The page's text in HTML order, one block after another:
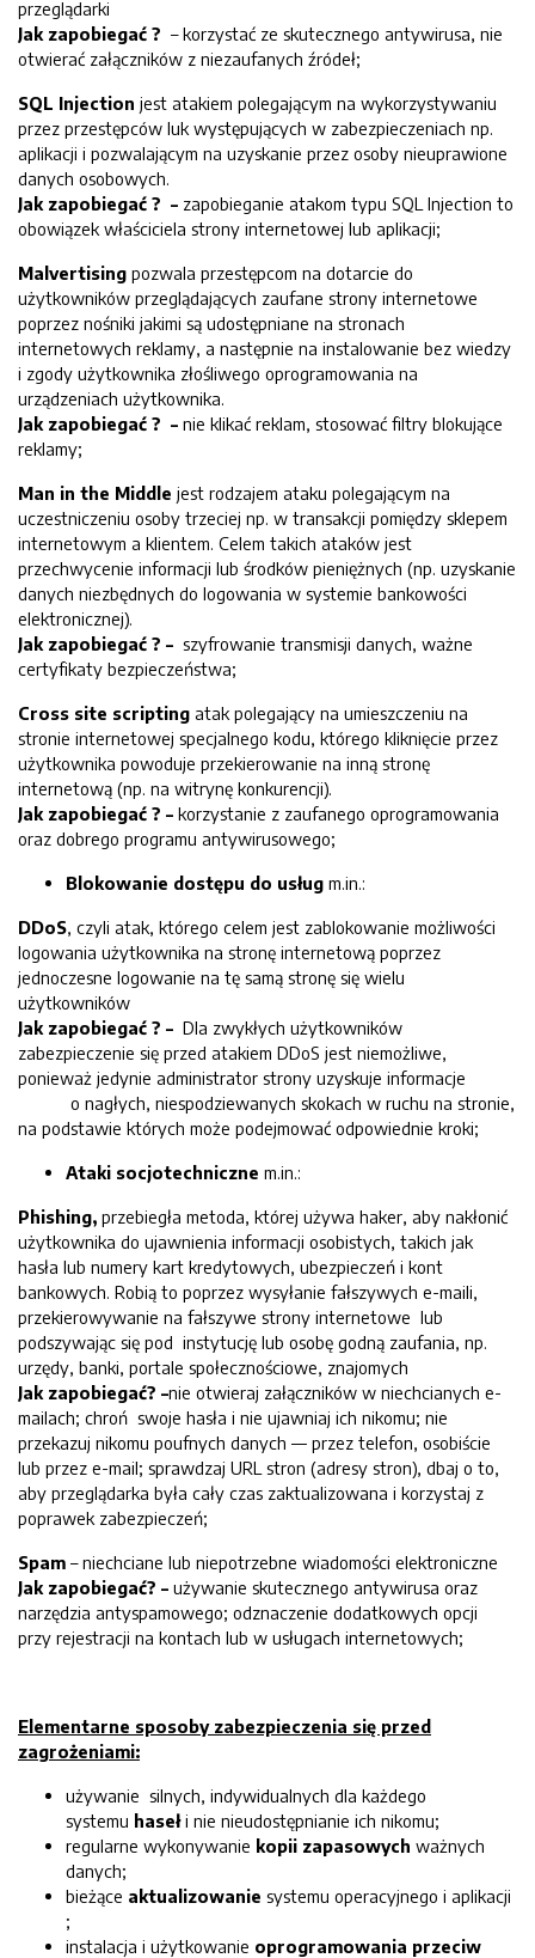
przeglądarki
Jak zapobiegać ? – korzystać ze skutecznego antywirusa, nie
otwierać załączników z niezaufanych źródeł;
SQL Injection jest atakiem polegającym na wykorzystywaniu
przez przestępców luk występujących w zabezpieczeniach np.
aplikacji i pozwalającym na uzyskanie przez osoby nieuprawione
danych osobowych.
Jak zapobiegać ? – zapobieganie atakom typu SQL Injection to
obowiązek właściciela strony internetowej lub aplikacji;
Malvertising pozwala przestępcom na dotarcie do
użytkowników przeglądających zaufane strony internetowe
poprzez nośniki jakimi są udostępniane na stronach
internetowych reklamy, a następnie na instalowanie bez wiedzy
i zgody użytkownika złośliwego oprogramowania na
urządzeniach użytkownika.
Jak zapobiegać ? – nie klikać reklam, stosować filtry blokujące
reklamy;
Man in the Middle jest rodzajem ataku polegającym na
uczestniczeniu osoby trzeciej np. w transakcji pomiędzy sklepem
internetowym a klientem. Celem takich ataków jest
przechwycenie informacji lub środków pieniężnych (np. uzyskanie
danych niezbędnych do logowania w systemie bankowości
elektronicznej).
Jak zapobiegać ? – szyfrowanie transmisji danych, ważne
certyfikaty bezpieczeństwa;
Cross site scripting atak polegający na umieszczeniu na
stronie internetowej specjalnego kodu, którego kliknięcie przez
użytkownika powoduje przekierowanie na inną stronę
internetową (np. na witrynę konkurencji).
Jak zapobiegać ? – korzystanie z zaufanego oprogramowania
oraz dobrego programu antywirusowego;
Blokowanie dostępu do usług m.in.:
DDoS, czyli atak, którego celem jest zablokowanie możliwości
logowania użytkownika na stronę internetową poprzez
jednoczesne logowanie na tę samą stronę się wielu
użytkowników
Jak zapobiegać ? – Dla zwykłych użytkowników
zabezpieczenie się przed atakiem DDoS jest niemożliwe,
ponieważ jedynie administrator strony uzyskuje informacje
o nagłych, niespodziewanych skokach w ruchu na stronie,
na podstawie których może podejmować odpowiednie kroki;
Ataki socjotechniczne m.in.:
Phishing, przebiegła metoda, której używa haker, aby nakłonić
użytkownika do ujawnienia informacji osobistych, takich jak
hasła lub numery kart kredytowych, ubezpieczeń i kont
bankowych. Robią to poprzez wysyłanie fałszywych e-maili,
przekierowywanie na fałszywe strony internetowe lub
podszywając się pod instytucję lub osobę godną zaufania, np.
urzędy, banki, portale społecznościowe, znajomych
Jak zapobiegać? –nie otwieraj załączników w niechcianych e-
mailach; chroń swoje hasła i nie ujawniaj ich nikomu; nie
przekazuj nikomu poufnych danych — przez telefon, osobiście
lub przez e-mail; sprawdzaj URL stron (adresy stron), dbaj o to,
aby przeglądarka była cały czas zaktualizowana i korzystaj z
poprawek zabezpieczeń;
Spam – niechciane lub niepotrzebne wiadomości elektroniczne
Jak zapobiegać? – używanie skutecznego antywirusa oraz
narzędzia antyspamowego; odznaczenie dodatkowych opcji
przy rejestracji na kontach lub w usługach internetowych;
Elementarne sposoby zabezpieczenia się przed
zagrożeniami:
używanie silnych, indywidualnych dla każdego
systemu hasełi nie nieudostępnianie ich nikomu;
regularne wykonywanie kopii zapasowych ważnych
danych;
bieżące aktualizowanie systemu operacyjnego i aplikacji
;
instalacja i użytkowanie oprogramowania przeciw